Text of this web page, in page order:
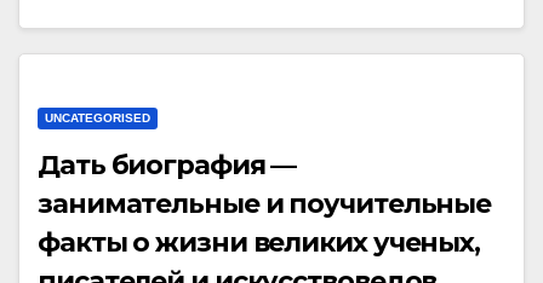
UNCATEGORISED
Дать биография —
занимательные и поучительные
факты о жизни великих ученых,